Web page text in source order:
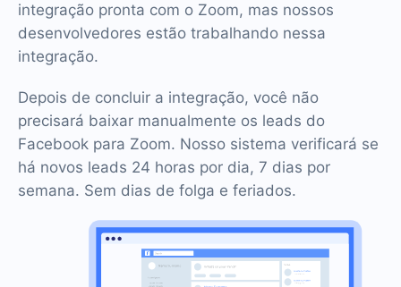
integração pronta com o Zoom, mas nossos
desenvolvedores estão trabalhando nessa
integração.
Depois de concluir a integração, você não
precisará baixar manualmente os leads do
Facebook para Zoom. Nosso sistema verificará se
há novos leads 24 horas por dia, 7 dias por
semana. Sem dias de folga e feriados.